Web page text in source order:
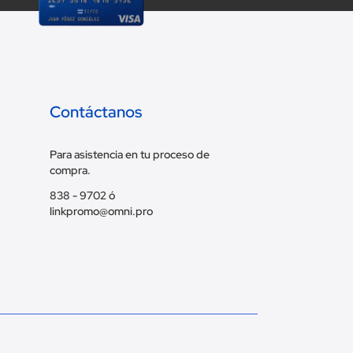
Contáctanos
Para asistencia en tu proceso de
compra.
838 - 9702 ó
linkpromo@omni.pro